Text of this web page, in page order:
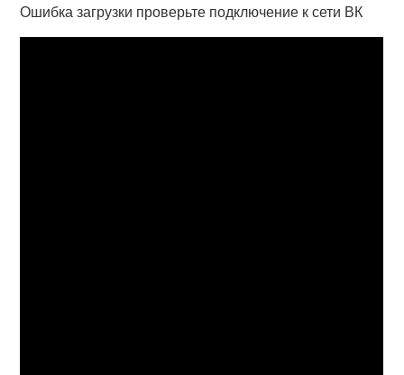
Ошибка загрузки проверьте подключение к сети ВК